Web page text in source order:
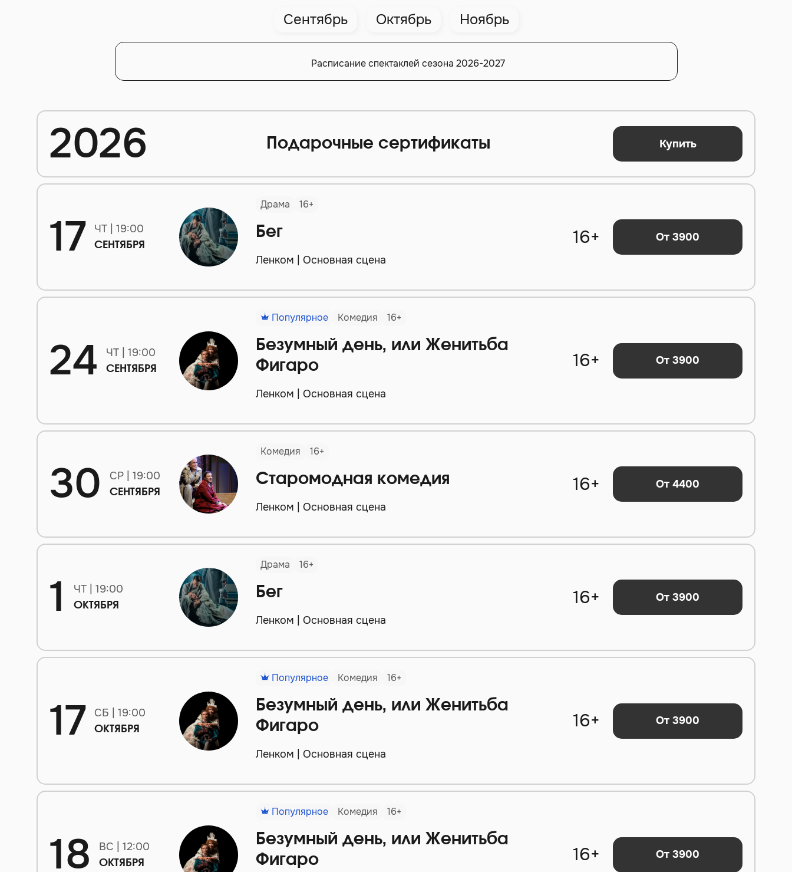
Сентябрь Октябрь Ноябрь
Расписание спектаклей сезона 2026-2027
2026 Подарочные сертификаты Купить
17 ЧТ | 19:00
СЕНТЯБРЯ
Драма 16+
Бег
Ленком | Основная сцена
16+ От 3900
24 ЧТ | 19:00
СЕНТЯБРЯ
Популярное Комедия 16+
Безумный день, или Женитьба
Фигаро
Ленком | Основная сцена
16+ От 3900
30 СР | 19:00
СЕНТЯБРЯ
Комедия 16+
Старомодная комедия
Ленком | Основная сцена
16+ От 4400
1 ЧТ | 19:00
ОКТЯБРЯ
Драма 16+
Бег
Ленком | Основная сцена
16+ От 3900
17 СБ | 19:00
ОКТЯБРЯ
Популярное Комедия 16+
Безумный день, или Женитьба
Фигаро
Ленком | Основная сцена
16+ От 3900
18 ВС | 12:00
ОКТЯБРЯ
Популярное Комедия 16+
Безумный день, или Женитьба
Фигаро
16+ От 3900